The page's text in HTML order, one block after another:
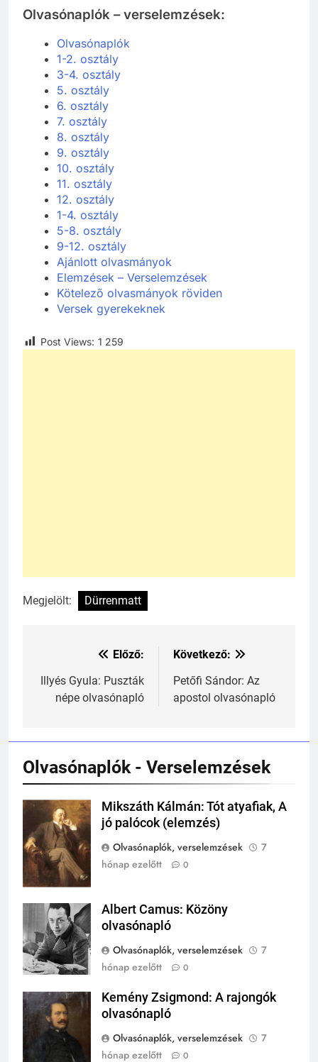
Olvasónaplók – verselemzések:
Olvasónaplók
1-2. osztály
3-4. osztály
5. osztály
6. osztály
7. osztály
8. osztály
9. osztály
10. osztály
11. osztály
12. osztály
1-4. osztály
5-8. osztály
9-12. osztály
Ajánlott olvasmányok
Elemzések – Verselemzések
Kötelező olvasmányok röviden
Versek gyerekeknek
Post Views: 1 259
Megjelölt: Dürrenmatt
Bejegyzés
navigáció
Előző:
Illyés Gyula: Puszták
népe olvasónapló
Következő:
Petőfi Sándor: Az
apostol olvasónapló
Olvasónaplók - Verselemzések
Mikszáth
Kálmán
Mikszáth Kálmán: Tót atyafiak, A
jó palócok (elemzés)
Olvasónaplók, verselemzések
7
hónap ezelőtt
0
Albert Camus
Albert Camus: Közöny
olvasónapló
Olvasónaplók, verselemzések
7
hónap ezelőtt
0
Kemény
Zsigmond
Kemény Zsigmond: A rajongók
olvasónapló
Olvasónaplók, verselemzések
7
hónap ezelőtt
0
KI TALÁLTA FEL
TÖRTÉNELEM ÉRDEKESSÉGEK
242
Kik voltak a három királyok?
TÖRTÉNELEM ÉRDEKESSÉGEK
A középkor titkai: Mi rejtőzött a
várak falai mögött?
TÖRTÉNELEM ÉRDEKESSÉGEK
Mikor volt a római birodalom
bukása, és mi történt utána?
MIKOR VOLT?
TÖRTÉNELEM ÉRDEKESSÉGEK